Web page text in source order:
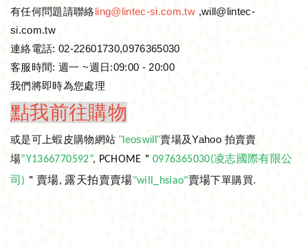
有任何問題請聯絡ling@lintec-si.com.tw ,will@lintec-
si.com.tw
連絡電話: 02-22601730,0976365030
客服時間: 週一 ~週日:09:00 - 20:00
我們將即時為您處理
點我前往購物
或是可上蝦皮購物網站 "leoswill"賣場及Yahoo 拍賣賣
場”Y1366770592”, PCHOME＂0976365030(凌志國際有限公
司) ＂賣場, 露天拍賣賣場"will_hsiao"賣場下單購買.